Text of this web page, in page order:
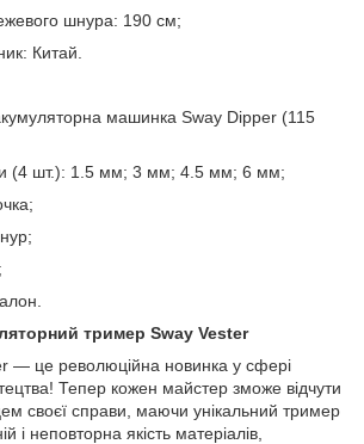
шнура: 190 см;
Китай.
машинка Sway Dipper (115
(4 шт.): 1.5 мм; 3 мм; 4.5 мм; 6 мм;
тример Sway Vester
— це революційна новинка у сфері
Тепер кожен майстер зможе відчути
своєї справи, маючи унікальний тример
і неповторна якість матеріалів,